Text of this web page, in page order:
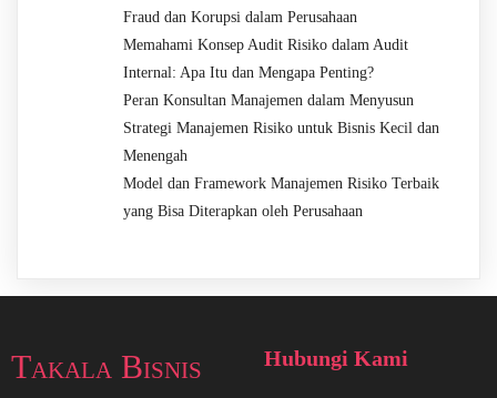
Fraud dan Korupsi dalam Perusahaan
Memahami Konsep Audit Risiko dalam Audit
Internal: Apa Itu dan Mengapa Penting?
Peran Konsultan Manajemen dalam Menyusun
Strategi Manajemen Risiko untuk Bisnis Kecil dan
Menengah
Model dan Framework Manajemen Risiko Terbaik
yang Bisa Diterapkan oleh Perusahaan
Takala Bisnis
Hubungi Kami